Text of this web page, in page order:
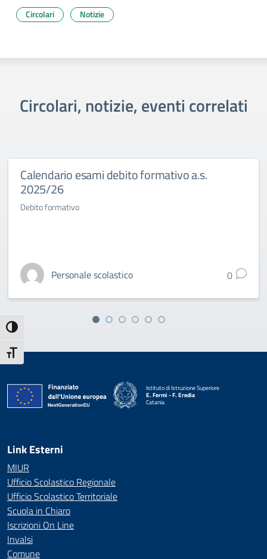
Attiva/disattiva alto contrasto
Attiva/disattiva dimensione testo
Circolari Notizie
Circolari, notizie, eventi correlati
Calendario esami debito formativo a.s.
2025/26
Debito formativo
Personale scolastico 0
Istituto di Istruzione Superiore
E. Fermi - F. Eredia
Catania
Link Esterni
MIUR
Ufficio Scolastico Regionale
Ufficio Scolastico Territoriale
Scuola in Chiaro
Iscrizioni On Line
Invalsi
Comune